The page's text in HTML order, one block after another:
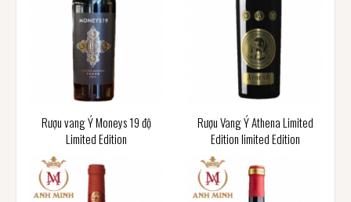
Rượu vang Ý Moneys 19 độ
Limited Edition
Rượu Vang Ý Athena Limited
Edition limited Edition